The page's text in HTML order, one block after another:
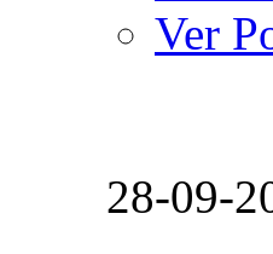
Ver
28-09-